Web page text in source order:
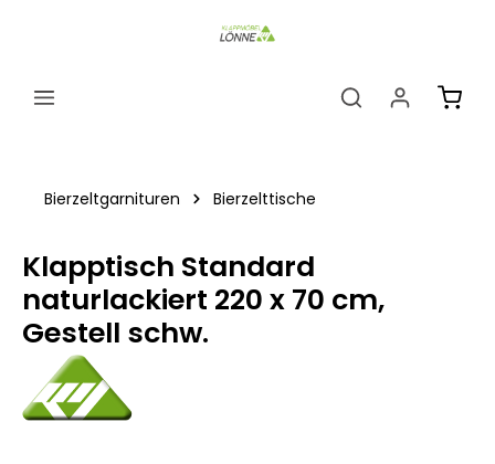
Bierzeltgarnituren Bierzelttische
Klapptisch Standard
naturlackiert 220 x 70 cm,
Gestell schw.